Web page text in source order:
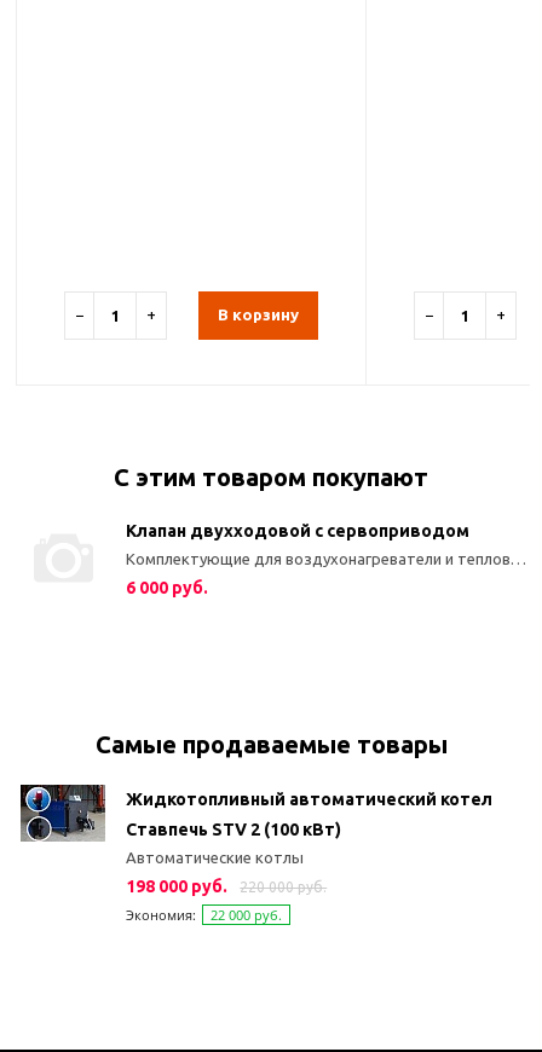
− + В корзину − +
С этим товаром покупают
Клапан двухходовой c cервоприводом
Комплектующие для воздухонагреватели и тепловых завес
6 000 руб.
Самые продаваемые товары
Жидкотопливный автоматический котел
Ставпечь STV 2 (100 кВт)
Автоматические котлы
198 000 руб. 220 000 руб.
Экономия: 22 000 руб.